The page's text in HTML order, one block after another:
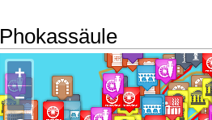
Phokassäule
+
−